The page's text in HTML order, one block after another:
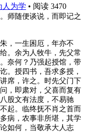
人为学 • 阅读 3470
师随便谈说，而即记之
，一生困厄，年亦不
。余为人牧牛，先父常
奈何？乃强起授馆，带
。授四书，吾求多授，
席，许之。时先父门下
，即肃对，父喜而复有
股文有法度，不易驰
起。临终抚不肖之首而
病，农事非所堪，其学
如何，当敬承大人志